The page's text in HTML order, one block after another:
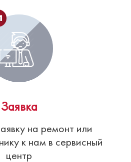
Заявка
на ремонт или
к нам в сервисный
центр